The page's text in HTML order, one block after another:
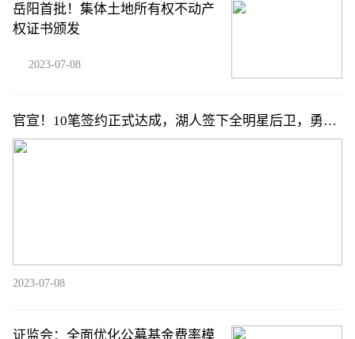
岳阳首批！集体土地所有权不动产
权证书颁发
2023-07-08
官宣！10笔签约正式达成，湖人签下全明星后卫，勇士
追2.08米锋线
2023-07-08
证监会：全面优化公募基金费率模